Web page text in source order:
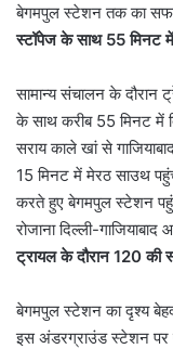
बेगमपुल स्टेशन तक का
स्टॉपेज के साथ 55 मिनट
सामान्य संचालन के
के साथ करीब 55 मिनट में
सराय काले खां से
15 मिनट में मेरठ साउथ
करते हुए बेगमपुल स्टेशन
रोजाना दिल्ली-
ट्रायल के दौरान 120 की
बेगमपुल स्टेशन का दृश्य
इस अंडरग्राउंड स्टेशन पर